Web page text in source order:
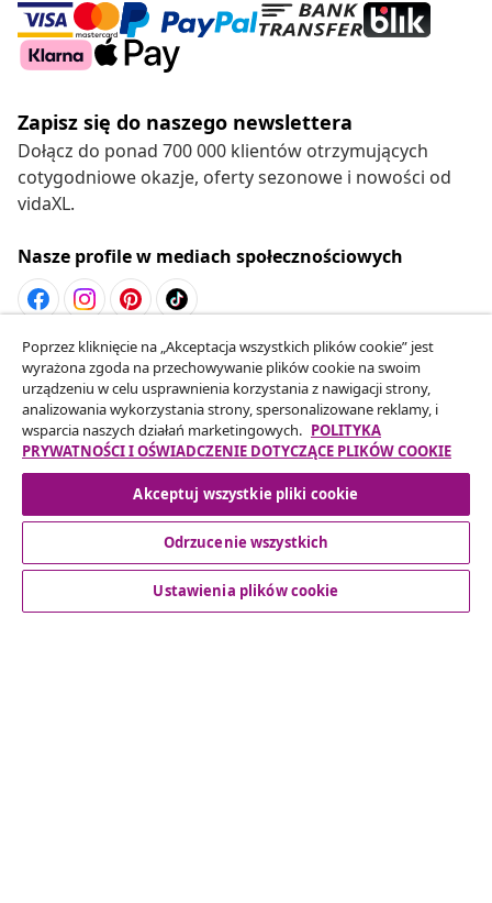
Zapisz się do naszego newslettera
Dołącz do ponad 700 000 klientów otrzymujących
cotygodniowe okazje, oferty sezonowe i nowości od
vidaXL.
Nasze profile w mediach społecznościowych
Odstąpienie od umowy
Złóż wniosek o odstąpienie od umowy dotyczącej
Twojego zamówienia.
Odstąpienie od umowy
Obsługa Klienta
Poprzez kliknięcie na „Akceptacja wszystkich plików cookie” jest
wyrażona zgoda na przechowywanie plików cookie na swoim
urządzeniu w celu usprawnienia korzystania z nawigacji strony,
analizowania wykorzystania strony, spersonalizowane reklamy, i
wsparcia naszych działań marketingowych. POLITYKA
PRYWATNOŚCI I OŚWIADCZENIE DOTYCZĄCE PLIKÓW COOKIE
Akceptuj wszystkie pliki cookie
Odrzucenie wszystkich
Ustawienia plików cookie